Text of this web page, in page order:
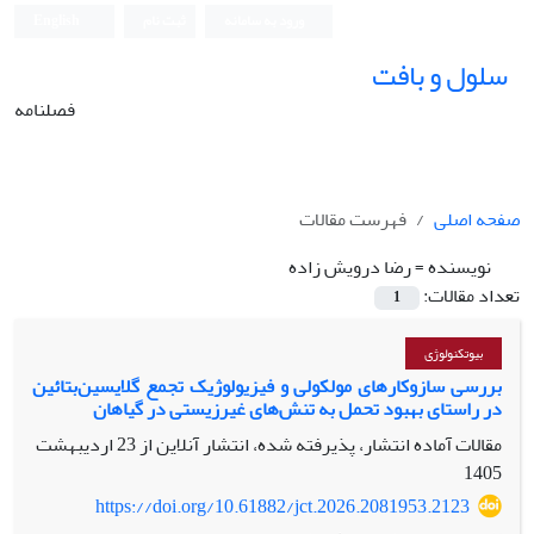
سلول و بافت
فصلنامه
صفحه اصلی
فهرست مقالات
نویسنده =رضا درویش زاده
تعداد مقالات:
1
بیوتکنولوژی
بررسی سازوکارهای مولکولی و فیزیولوژیک تجمع گلایسین‌بتائین
در راستای بهبود تحمل به تنش‌های غیرزیستی در گیاهان
مقالات آماده انتشار، پذیرفته شده، انتشار آنلاین از
23 اردیبهشت
1405
https://doi.org/10.61882/jct.2026.2081953.2123